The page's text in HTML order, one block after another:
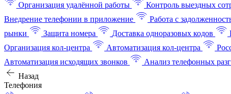
Организация удалённой работы
Контроль выездных
Внедрение телефонии в приложение
Работа с
рынки
Защита номера Доставка одноразовых кодов
Организация кол-центра
Автоматизация кол-центра
Автоматизация исходящих звонков
Анализ телефонных
Назад
Телефония